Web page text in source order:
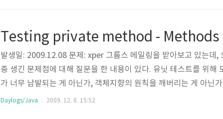
Testing private method - Methods
발생일: 2009.12.08 문제: xper 그룹스 메일링을 받아보고 있는
중 생긴 문제점에 대해 질문을 한 내용이 있다. 유닛 테스트를 위
가 너무 남발되는 게 아닌가, 객체지향의 원칙을 깨버리는 게 아닌
질문한 적이 있었는데, 그 당시에 멤버 변수는 private 으로, 메서
Daylogs/Java 2009. 12. 8. 15:52